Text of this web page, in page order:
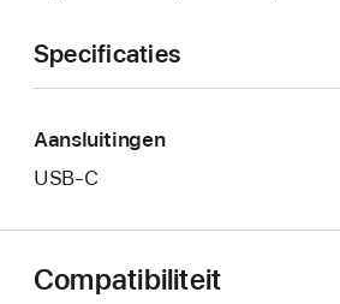
Specificaties
Aansluitingen
USB‑C
Compatibiliteit